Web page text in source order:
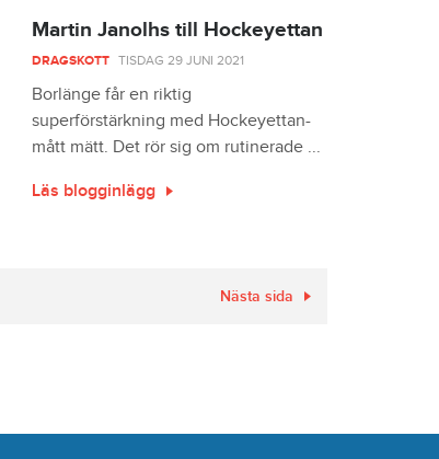
Martin Janolhs till Hockeyettan
DRAGSKOTT TISDAG 29 JUNI 2021
Borlänge får en riktig
superförstärkning med Hockeyettan-
mått mätt. Det rör sig om rutinerade ...
Läs blogginlägg
Nästa sida